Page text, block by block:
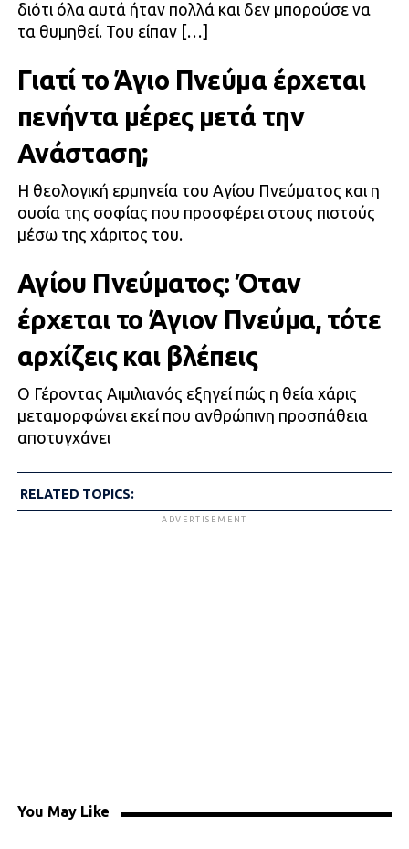
διότι όλα αυτά ήταν πολλά και δεν μπορούσε να
τα θυμηθεί. Του είπαν […]
Γιατί το Άγιο Πνεύμα έρχεται
πενήντα μέρες μετά την
Ανάσταση;
Η θεολογική ερμηνεία του Αγίου Πνεύματος και η
ουσία της σοφίας που προσφέρει στους πιστούς
μέσω της χάριτος του.
Αγίου Πνεύματος: Όταν
έρχεται το Άγιον Πνεύμα, τότε
αρχίζεις και βλέπεις
Ο Γέροντας Αιμιλιανός εξηγεί πώς η θεία χάρις
μεταμορφώνει εκεί που ανθρώπινη προσπάθεια
αποτυγχάνει
RELATED TOPICS:
ADVERTISEMENT
You May Like